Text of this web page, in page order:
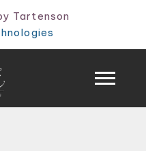
Tartenson